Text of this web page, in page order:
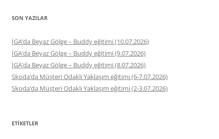
SON YAZILAR
İGA’da Beyaz Gölge – Buddy eğitimi (10.07.2026)
İGA’da Beyaz Gölge – Buddy eğitimi (9.07.2026)
İGA’da Beyaz Gölge – Buddy eğitimi (8.07.2026)
Skoda’da Müşteri Odaklı Yaklaşım eğitimi (6-7.07.2026)
Skoda’da Müşteri Odaklı Yaklaşım eğitimi (2-3.07.2026)
ETIKETLER